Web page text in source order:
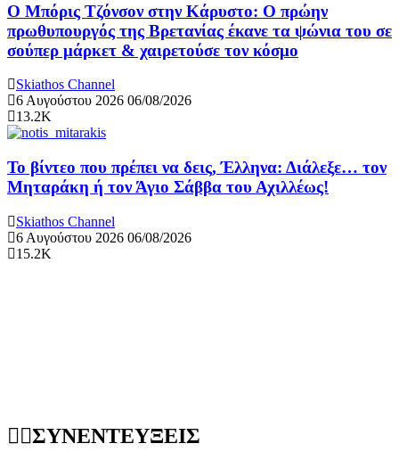
Ο Μπόρις Τζόνσον στην Κάρυστο: Ο πρώην
πρωθυπουργός της Βρετανίας έκανε τα ψώνια του σε
σούπερ μάρκετ & χαιρετούσε τον κόσμο
Skiathos Channel
6 Αυγούστου 2026 06/08/2026
13.2K
Το βίντεο που πρέπει να δεις, Έλληνα: Διάλεξε… τον
Μηταράκη ή τον Άγιο Σάββα του Αχιλλέως!
Skiathos Channel
6 Αυγούστου 2026 06/08/2026
15.2K
ΣΥΝΕΝΤΕΥΞΕΙΣ